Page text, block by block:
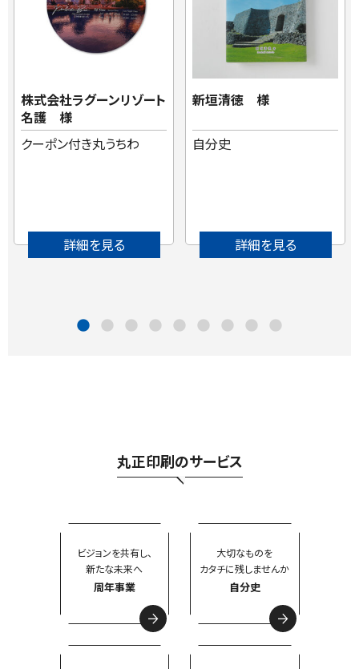
株式会社ラグーンリゾート
名護 様
クーポン付き丸うちわ
詳細を見る
新垣清徳 様
自分史
詳細を見る
丸正印刷のサービス
ビジョンを共有し、
新たな未来へ
周年事業
大切なものを
カタチに残しませんか
自分史